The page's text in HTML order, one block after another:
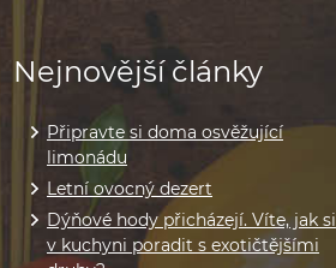
Nejnovější články
Připravte si doma osvěžující
limonádu
Letní ovocný dezert
Dýňové hody přicházejí. Víte, jak si
v kuchyni poradit s exotičtějšími